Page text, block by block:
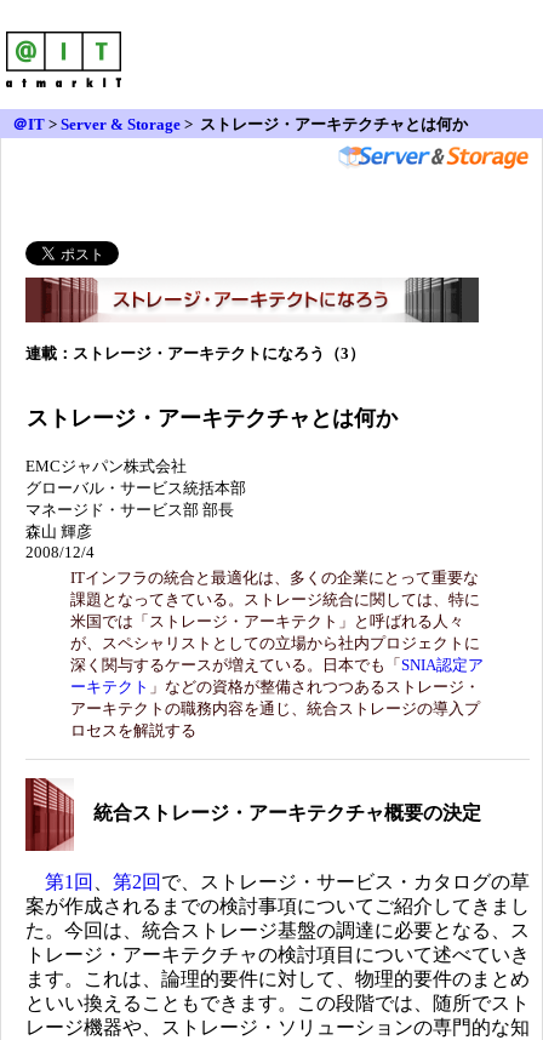
＠IT > Server & Storage > ストレージ・アーキテクチャとは何か
連載：ストレージ・アーキテクトになろう（3）
ストレージ・アーキテクチャとは何か
EMCジャパン株式会社
グローバル・サービス統括本部
マネージド・サービス部 部長
森山 輝彦
2008/12/4
ITインフラの統合と最適化は、多くの企業にとって重要な
課題となってきている。ストレージ統合に関しては、特に
米国では「ストレージ・アーキテクト」と呼ばれる人々
が、スペシャリストとしての立場から社内プロジェクトに
深く関与するケースが増えている。日本でも「 SNIA認定ア
ーキテクト 」などの資格が整備されつつあるストレージ・
アーキテクトの職務内容を通じ、統合ストレージの導入プ
ロセスを解説する
統合ストレージ・アーキテクチャ概要の決定
第1回 、 第2回 で、ストレージ・サービス・カタログの草
案が作成されるまでの検討事項についてご紹介してきまし
た。今回は、統合ストレージ基盤の調達に必要となる、ス
トレージ・アーキテクチャの検討項目について述べていき
ます。これは、論理的要件に対して、物理的要件のまとめ
といい換えることもできます。この段階では、随所でスト
レージ機器や、ストレージ・ソリューションの専門的な知